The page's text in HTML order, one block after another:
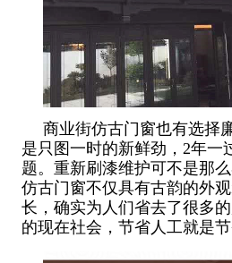
商业街仿古门窗也有选择
是只图一时的新鲜劲，2年一
题。重新刷漆维护可不是那
仿古门窗不仅具有古韵的外
长，确实为人们省去了很多
的现在社会，节省人工就是节